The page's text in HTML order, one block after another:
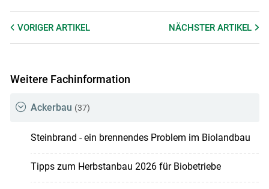
VORIGER ARTIKEL NÄCHSTERARTIKEL
Weitere Fachinformation
Ackerbau (37)
Steinbrand - ein brennendes Problem im Biolandbau
Tipps zum Herbstanbau 2026 für Biobetriebe